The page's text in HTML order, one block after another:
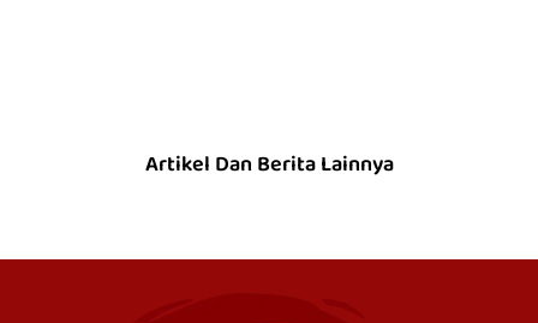
Artikel Dan Berita Lainnya